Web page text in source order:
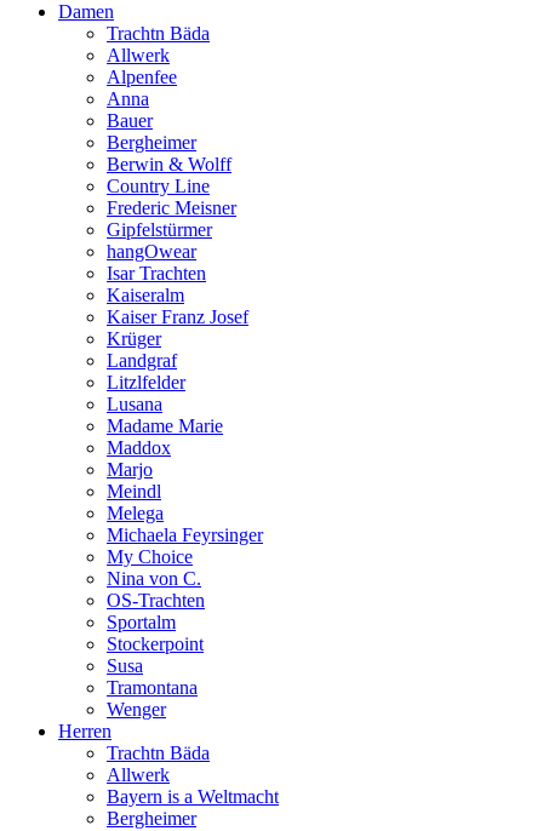
Damen
Trachtn Bäda
Allwerk
Alpenfee
Anna
Bauer
Bergheimer
Berwin & Wolff
Country Line
Frederic Meisner
Gipfelstürmer
hangOwear
Isar Trachten
Kaiseralm
Kaiser Franz Josef
Krüger
Landgraf
Litzlfelder
Lusana
Madame Marie
Maddox
Marjo
Meindl
Melega
Michaela Feyrsinger
My Choice
Nina von C.
OS-Trachten
Sportalm
Stockerpoint
Susa
Tramontana
Wenger
Herren
Trachtn Bäda
Allwerk
Bayern is a Weltmacht
Bergheimer